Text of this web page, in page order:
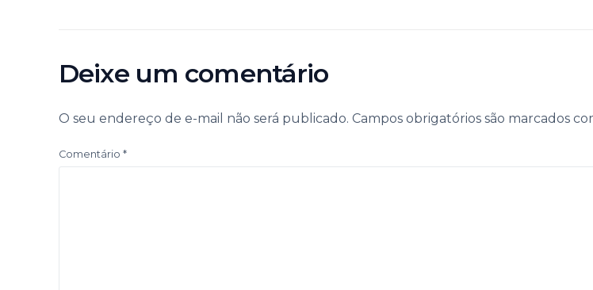
Deixe um comentário
O seu endereço de e-mail não será publicado. Campos obrigatórios são marcados
Comentário *